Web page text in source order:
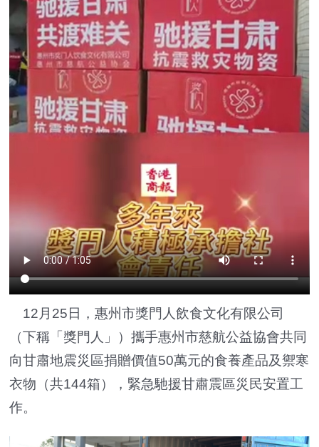
12月25日，惠州市獎門人飲食文化有限公司
（下稱「獎門人」）攜手惠州市慈航公益協會共同
向甘肅地震災區捐贈價值50萬元的食養產品及禦寒
衣物（共144箱），緊急馳援甘肅震區災民安置工
作。